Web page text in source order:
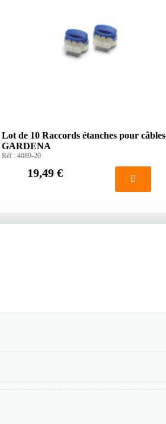
Lot de 10 Raccords étanches pour câbles
GARDENA
Réf : 4089-20
19,49 €